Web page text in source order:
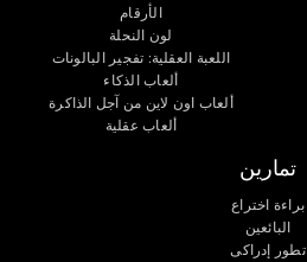
الأرقام
لون النحلة
اللعبة العقلية: تفجير البالونات
ألعاب الذكاء
ألعاب اون لاين من آجل الذاكرة
ألعاب عقلية
تمارين
براءة اختراع
البائعين
تطور إدراكى